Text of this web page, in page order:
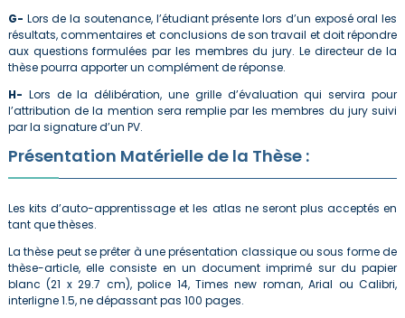
G- Lors de la soutenance, l’étudiant présente lors d’un exposé oral les
résultats, commentaires et conclusions de son travail et doit répondre
aux questions formulées par les membres du jury. Le directeur de la
thèse pourra apporter un complément de réponse.
H- Lors de la délibération, une grille d’évaluation qui servira pour
l’attribution de la mention sera remplie par les membres du jury suivi
par la signature d’un PV.
Présentation Matérielle de la Thèse :
Les kits d’auto-apprentissage et les atlas ne seront plus acceptés en
tant que thèses.
La thèse peut se prêter à une présentation classique ou sous forme de
thèse-article, elle consiste en un document imprimé sur du papier
blanc (21 x 29.7 cm), police 14, Times new roman, Arial ou Calibri,
interligne 1.5, ne dépassant pas 100 pages.